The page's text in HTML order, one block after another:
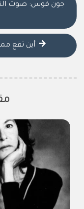
جون فوس: صوت
أين تقع